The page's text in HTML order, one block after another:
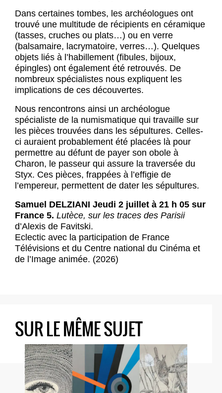
Dans certaines tombes, les archéologues ont
trouvé une multitude de récipients en céramique
(tasses, cruches ou plats…) ou en verre
(balsamaire, lacrymatoire, verres…). Quelques
objets liés à l’habillement (fibules, bijoux,
épingles) ont également été retrouvés. De
nombreux spécialistes nous expliquent les
implications de ces découvertes.
Nous rencontrons ainsi un archéologue
spécialiste de la numismatique qui travaille sur
les pièces trouvées dans les sépultures. Celles-
ci auraient probablement été placées là pour
permettre au défunt de payer son obole à
Charon, le passeur qui assure la traversée du
Styx. Ces pièces, frappées à l’effigie de
l’empereur, permettent de dater les sépultures.
Samuel DELZIANI Jeudi 2 juillet à 21 h 05 sur
France 5. Lutèce, sur les traces des Parisii
d’Alexis de Favitski.
Eclectic avec la participation de France
Télévisions et du Centre national du Cinéma et
de l’Image animée. (2026)
SUR LE MÊME SUJET